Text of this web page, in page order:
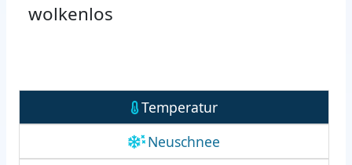
wolkenlos
Temperatur
Neuschnee